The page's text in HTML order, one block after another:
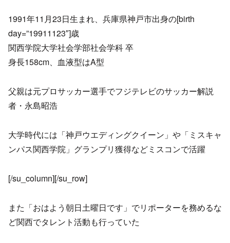
1991年11月23日生まれ、兵庫県神戸市出身の[birth
day=”19911123″]歳
関西学院大学社会学部社会学科 卒
身長158cm、血液型はA型
父親は元プロサッカー選手でフジテレビのサッカー解説
者・永島昭浩
大学時代には「神戸ウエディングクイーン」や「ミスキャ
ンパス関西学院」グランプリ獲得などミスコンで活躍
[/su_column][/su_row]
また「おはよう朝日土曜日です」でリポーターを務めるな
ど関西でタレント活動も行っていた